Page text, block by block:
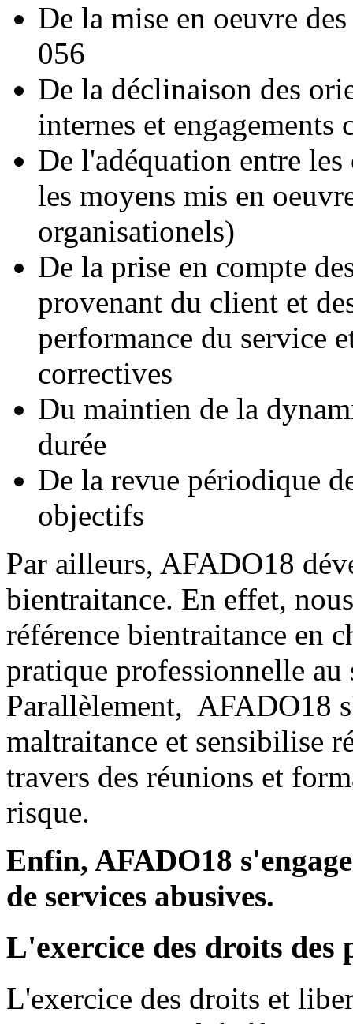
De la mise en oeuvre
056
De la déclinaison des
internes et engagements
De l'adéquation entre
les moyens mis en
organisationels)
De la prise en compte
provenant du client et
performance du service
correctives
Du maintien de la
durée
De la revue périodique
objectifs
Par ailleurs, AFADO18
bientraitance. En effet,
référence bientraitance en
pratique professionnelle
Parallèlement, AFADO18
maltraitance et sensibilise
travers des réunions et
risque.
Enfin, AFADO18
de services abusives.
L'exercice des droits des
L'exercice des droits et